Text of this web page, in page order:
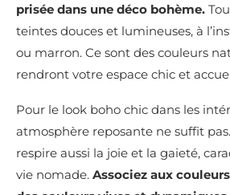
prisée dans une déco bohème.
teintes douces et lumineuses, à
ou marron. Ce sont des couleurs
rendront votre espace chic et
Pour le look boho chic dans les
atmosphère reposante ne suffit
respire aussi la joie et la gaieté,
vie nomade. Associez aux